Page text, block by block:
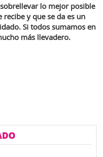
lo mejor posible
recibe y que se da es un
Si todos sumamos en
más llevadero.